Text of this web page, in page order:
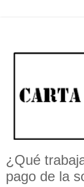
¿Qué
pago de la